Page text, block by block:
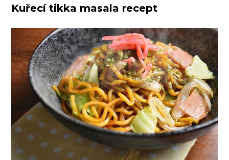
Kuřecí tikka masala recept